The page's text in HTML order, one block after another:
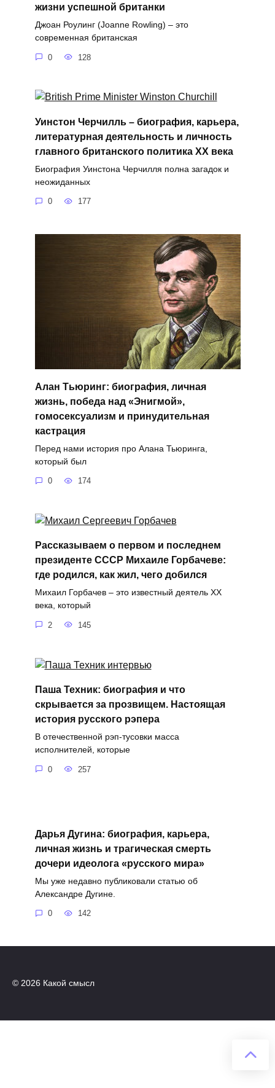
жизни успешной британки
Джоан Роулинг (Joanne Rowling) – это
современная британская
0 128
Уинстон Черчилль – биография, карьера,
литературная деятельность и личность
главного британского политика XX века
Биография Уинстона Черчилля полна загадок и
неожиданных
0 177
Алан Тьюринг: биография, личная
жизнь, победа над «Энигмой»,
гомосексуализм и принудительная
кастрация
Перед нами история про Алана Тьюринга,
который был
0 174
Рассказываем о первом и последнем
президенте СССР Михаиле Горбачеве:
где родился, как жил, чего добился
Михаил Горбачев – это известный деятель XX
века, который
2 145
Паша Техник: биография и что
скрывается за прозвищем. Настоящая
история русского рэпера
В отечественной рэп-тусовки масса
исполнителей, которые
0 257
Дарья Дугина: биография, карьера,
личная жизнь и трагическая смерть
дочери идеолога «русского мира»
Мы уже недавно публиковали статью об
Александре Дугине.
0 142
© 2026 Какой смысл